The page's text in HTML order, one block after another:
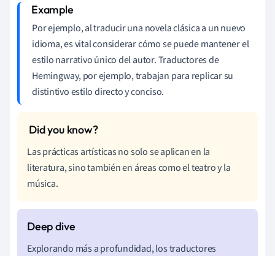
Por ejemplo, al traducir una novela clásica a un nuevo
idioma, es vital considerar cómo se puede mantener el
estilo narrativo único del autor. Traductores de
Hemingway, por ejemplo, trabajan para replicar su
distintivo estilo directo y conciso.
Las prácticas artísticas no solo se aplican en la
literatura, sino también en áreas como el teatro y la
música.
Explorando más a profundidad, los traductores